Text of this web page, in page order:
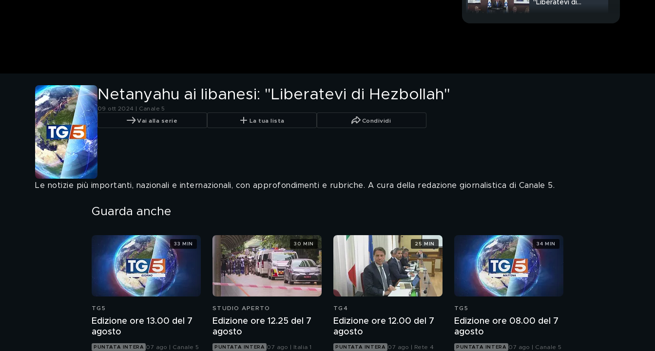
"Liberatevi di
Netanyahu ai libanesi: "Liberatevi di Hezbollah"
09 ott 2024 | Canale 5
Vai alla serie La tua lista Condividi
Le notizie più importanti, nazionali e internazionali, con approfondimenti e rubriche. A cura della redazione giornalistica di Canale 5.
Guarda anche
TG5
Edizione ore 13.00 del 7
agosto
PUNTATA INTERA 07 ago | Canale 5
33 MIN
STUDIO APERTO
Edizione ore 12.25 del 7
agosto
PUNTATA INTERA 07 ago | Italia 1
30 MIN
TG4
Edizione ore 12.00 del 7
agosto
PUNTATA INTERA 07 ago | Rete 4
25 MIN
TG5
Edizione ore 08.00 del 7
agosto
PUNTATA INTERA 07 ago | Canale 5
34 MIN